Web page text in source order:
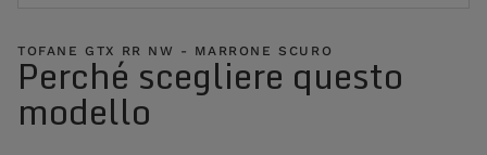
TOFANE GTX RR NW - MARRONE SCURO
Perché scegliere questo
modello